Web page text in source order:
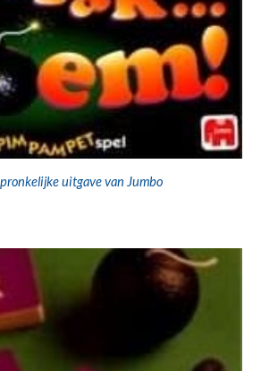
uitgave van Jumbo